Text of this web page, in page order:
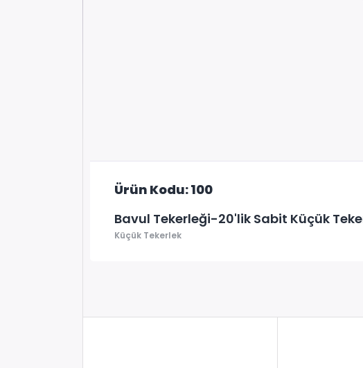
Ürün Kodu: 100
Bavul Tekerleği-20'lik Sabit Küçük
Küçük Tekerlek